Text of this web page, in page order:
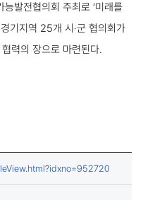
발전협의회 주최로 ‘미래를
기지역 25개 시‧군 협의회가
력의 장으로 마련된다.